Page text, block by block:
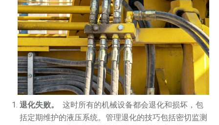
退化失败。
这时所有的机械设备都会退化和损坏，包
括定期维护的液压系统。管理退化的技巧包括密切监测